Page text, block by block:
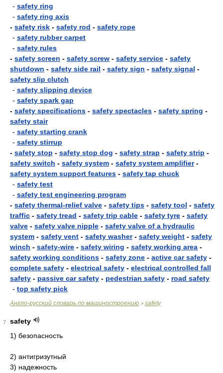
- safety ring
- safety ring axis
- safety risk - safety rod - safety rope
- safety rubber carpet
- safety rules
- safety screen - safety screw - safety service - safety
shutdown - safety side rail - safety sign - safety signal -
safety slip clutch
- safety slipping device
- safety spark gap
- safety specifications - safety spectacles - safety spring -
safety stair
- safety starting crank
- safety stirrup
- safety stop - safety stop dog - safety strap - safety strip -
safety switch - safety system - safety system amplifier-
safety system support features - safety tap chuck
- safety test
- safety test engineering program
- safety thermal-relief valve - safety tips - safety tool - safety
traffic - safety tread - safety trip cable - safety tyre - safety
valve - safety valve nipple - safety valve of a hydraulic
system - safety vent - safety washer- safety weight - safety
winch - safety-wire - safety wiring - safety working area -
safety working conditions - safety zone - active car safety -
complete safety - electrical safety - electrical controlled fall
safety - passive car safety - pedestrian safety - road safety
- top safety pick
Англо-русский словарь по машиностроению > safety
7
safety
1) безопасность
2) антигризутный
3) надежность